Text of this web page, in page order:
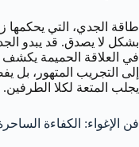
طاقة الجدي، التي
بشكل لا يصدق. قد يبدو
في العلاقة الحميمة يكشف
إلى التجريب المتهور،
يجلب المتعة لكلا
فن الإغواء: الكفاءة